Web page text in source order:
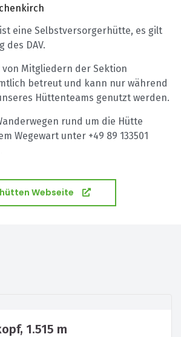
eine Selbstversorgerhütte, es gilt
des DAV.
Mitgliedern der Sektion
betreut und kann nur während
Hüttenteams genutzt werden.
rund um die Hütte
Wegewart unter +49 89 133501
Webseite
1.515 m